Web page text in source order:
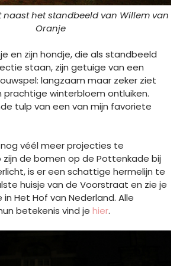
naast het standbeeld van Willem van
Oranje
en zijn hondje, die als standbeeld
staan, zijn getuige van een
langzaam maar zeker ziet
winterbloem ontluiken.
tulp van een van mijn favoriete
véél meer projecties te
zijn de bomen op de Pottenkade bij
is er een schattige hermelijn te
huisje van de Voorstraat en zie je
Het Hof van Nederland. Alle
betekenis vind je hier.